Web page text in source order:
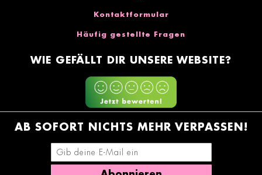
Kontaktformular
Häufig gestellte Fragen
WIE GEFÄLLT DIR UNSERE WEBSITE?
AB SOFORT NICHTS MEHR VERPASSEN!
E-Mail-Adresse eingeben